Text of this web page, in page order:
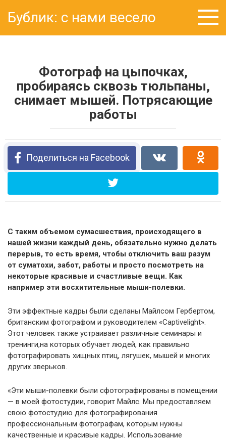
контенту
Бублик: с нами весело
Фотограф на цыпочках,
пробираясь сквозь тюльпаны,
снимает мышей. Потрясающие
работы
Поделиться на Facebook
С таким объемом сумасшествия, происходящего в
нашей жизни каждый день, обязательно нужно делать
перерыв, то есть время, чтобы отключить ваш разум
от суматохи, забот, работы и просто посмотреть на
некоторые красивые и счастливые вещи. Как
например эти восхитительные мыши-полевки.
Эти эффектные кадры были сделаны Майлсом Гербертом,
британским фотографом и руководителем «Captivelight».
Этот человек также устраивает различные семинары и
тренинги,на которых обучает людей, как правильно
фотографировать хищных птиц, лягушек, мышей и многих
других зверьков.
«Эти мыши-полевки были сфотографированы в помещении
— в моей фотостудии, говорит Майлс. Мы предоставляем
свою фотостудию для фотографирования
профессиональным фотографам, которым нужны
качественные и красивые кадры. Использование